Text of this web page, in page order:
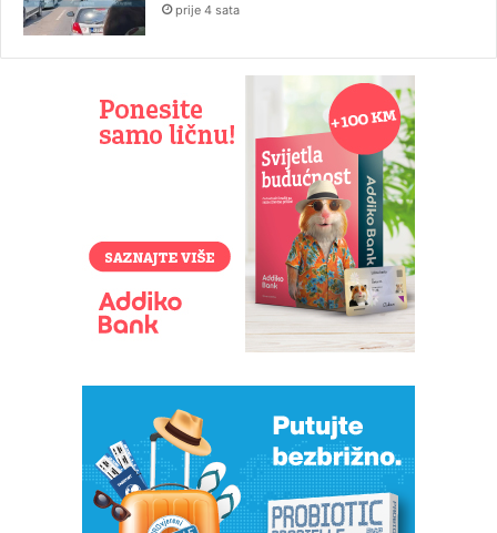
prije 4 sata